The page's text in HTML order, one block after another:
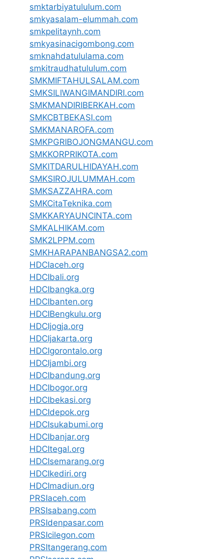
smktarbiyatululum.com
smkyasalam-elummah.com
smkpelitaynh.com
smkyasinacigombong.com
smknahdatululama.com
smkitraudhatululum.com
SMKMIFTAHULSALAM.com
SMKSILIWANGIMANDIRI.com
SMKMANDIRIBERKAH.com
SMKCBTBEKASI.com
SMKMANAROFA.com
SMKPGRIBOJONGMANGU.com
SMKKORPRIKOTA.com
SMKITDARULHIDAYAH.com
SMKSIROJULUMMAH.com
SMKSAZZAHRA.com
SMKCitaTeknika.com
SMKKARYAUNCINTA.com
SMKALHIKAM.com
SMK2LPPM.com
SMKHARAPANBANGSA2.com
HDCIaceh.org
HDCIbali.org
HDCIbangka.org
HDCIbanten.org
HDCIBengkulu.org
HDCIjogja.org
HDCIjakarta.org
HDCIgorontalo.org
HDCIjambi.org
HDCIbandung.org
HDCIbogor.org
HDCIbekasi.org
HDCIdepok.org
HDCIsukabumi.org
HDCIbanjar.org
HDCItegal.org
HDCIsemarang.org
HDCIkediri.org
HDCImadiun.org
PRSIaceh.com
PRSIsabang.com
PRSIdenpasar.com
PRSIcilegon.com
PRSItangerang.com